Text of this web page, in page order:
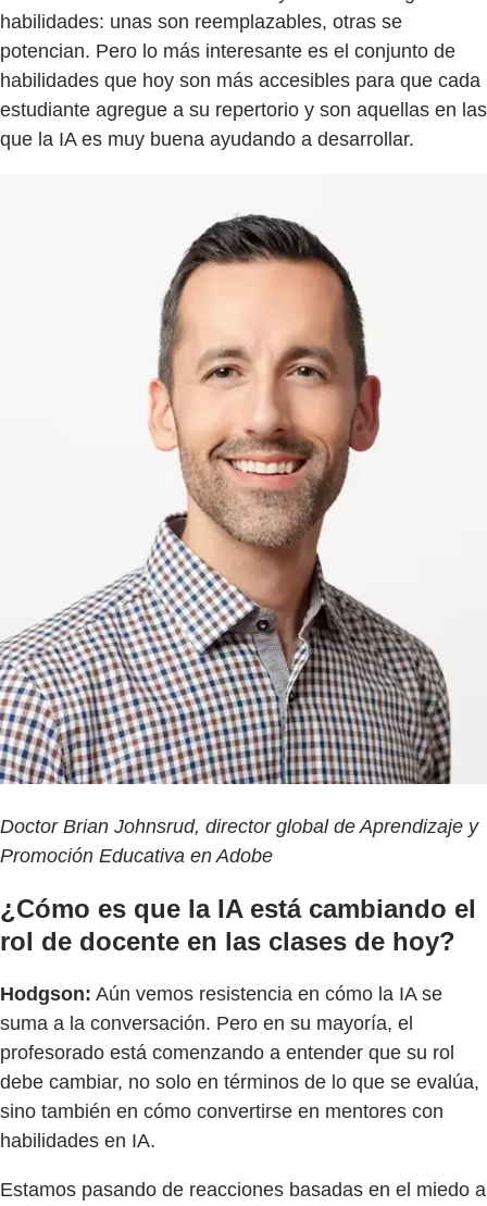
habilidades: unas son reemplazables, otras se
potencian. Pero lo más interesante es el conjunto de
habilidades que hoy son más accesibles para que cada
estudiante agregue a su repertorio y son aquellas en las
que la IA es muy buena ayudando a desarrollar.
Doctor Brian Johnsrud, director global de Aprendizaje y
Promoción Educativa en Adobe
¿Cómo es que la IA está cambiando el
rol de docente en las clases de hoy?
Hodgson: Aún vemos resistencia en cómo la IA se
suma a la conversación. Pero en su mayoría, el
profesorado está comenzando a entender que su rol
debe cambiar, no solo en términos de lo que se evalúa,
sino también en cómo convertirse en mentores con
habilidades en IA.
Estamos pasando de reacciones basadas en el miedo a